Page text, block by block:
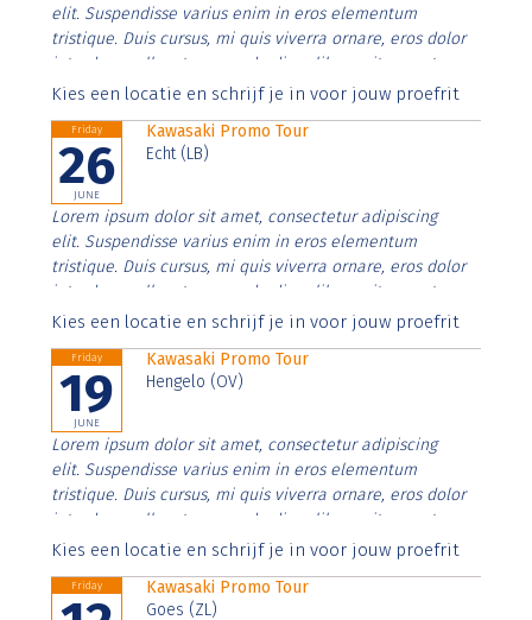
elit. Suspendisse varius enim in eros elementum
tristique. Duis cursus, mi quis viverra ornare, eros dolor
interdum nulla, ut commodo diam libero vitae erat.
Aenean faucibus nibh et justo cursus id rutrum lorem
Kies een locatie en schrijf je in voor jouw proefrit
Friday
26
JUNE
Kawasaki Promo Tour
Echt (LB)
Lorem ipsum dolor sit amet, consectetur adipiscing
elit. Suspendisse varius enim in eros elementum
tristique. Duis cursus, mi quis viverra ornare, eros dolor
interdum nulla, ut commodo diam libero vitae erat.
Aenean faucibus nibh et justo cursus id rutrum lorem
Kies een locatie en schrijf je in voor jouw proefrit
Friday
19
JUNE
Kawasaki Promo Tour
Hengelo (OV)
Lorem ipsum dolor sit amet, consectetur adipiscing
elit. Suspendisse varius enim in eros elementum
tristique. Duis cursus, mi quis viverra ornare, eros dolor
interdum nulla, ut commodo diam libero vitae erat.
Aenean faucibus nibh et justo cursus id rutrum lorem
Kies een locatie en schrijf je in voor jouw proefrit
Friday
Kawasaki Promo Tour
Goes (ZL)